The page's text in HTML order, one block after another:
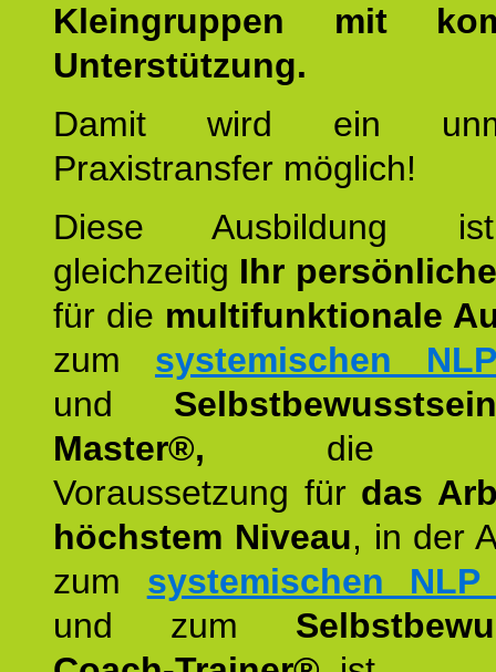
Kleingruppen mit
Unterstützung.
Damit wird ein
Praxistransfer möglich!
Diese Ausbildung
gleichzeitig Ihr
für die multifunktionale
zum systemischen
und
Master®, die
Voraussetzung für das
höchstem Niveau, in der
zum systemischen
und zum